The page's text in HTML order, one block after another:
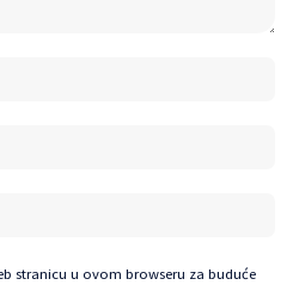
stranicu u ovom browseru za buduće